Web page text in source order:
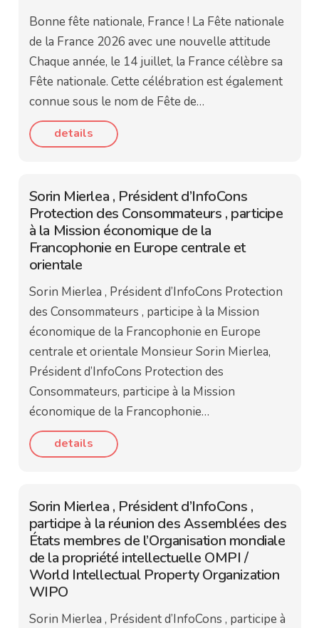
Bonne fête nationale, France ! La Fête nationale
de la France 2026 avec une nouvelle attitude
Chaque année, le 14 juillet, la France célèbre sa
Fête nationale. Cette célébration est également
connue sous le nom de Fête de…
details
Sorin Mierlea , Président d’InfoCons
Protection des Consommateurs , participe
à la Mission économique de la
Francophonie en Europe centrale et
orientale
Sorin Mierlea , Président d’InfoCons Protection
des Consommateurs , participe à la Mission
économique de la Francophonie en Europe
centrale et orientale Monsieur Sorin Mierlea,
Président d’InfoCons Protection des
Consommateurs, participe à la Mission
économique de la Francophonie…
details
Sorin Mierlea , Président d’InfoCons ,
participe à la réunion des Assemblées des
États membres de l’Organisation mondiale
de la propriété intellectuelle OMPI /
World Intellectual Property Organization
WIPO
Sorin Mierlea , Président d’InfoCons , participe à